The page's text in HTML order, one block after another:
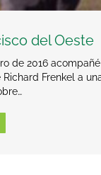
del Oeste
de 2016
Frenkel a